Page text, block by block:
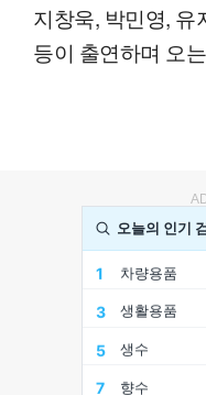
지창욱, 박민영, 유
등이 출연하며 오